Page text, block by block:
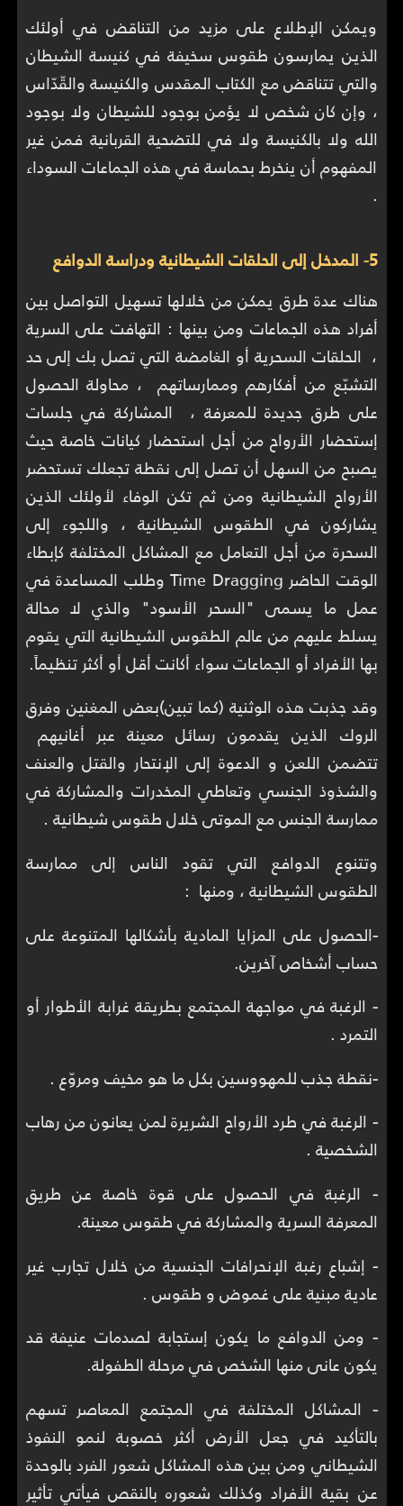
ويمكن الإطلاع على مزيد من التناقض في أولئك
الذين يمارسون طقوس سخيفة في كنيسة الشيطان
والتي تتناقض مع الكتاب المقدس والكنيسة والقّدّاس
، وإن كان شخص لا يؤمن بوجود للشيطان ولا بوجود
الله ولا بالكنيسة ولا في للتضحية القربانية فمن غير
المفهوم أن ينخرط بحماسة في هذه الجماعات السوداء
.
5- المدخل إلى الحلقات الشيطانية ودراسة الدوافع
هناك عدة طرق يمكن من خلالها تسهيل التواصل بين
أفراد هذه الجماعات ومن بينها : التهافت على السرية
، الحلقات السحرية أو الغامضة التي تصل بك إلى حد
التشبّع من أفكارهم وممارساتهم ، محاولة الحصول
على طرق جديدة للمعرفة ، المشاركة في جلسات
إستحضار الأرواح من أجل استحضار كيانات خاصة حيث
يصبح من السهل أن تصل إلى نقطة تجعلك تستحضر
الأرواح الشيطانية ومن ثم تكن الوفاء لأولئك الذين
يشاركون في الطقوس الشيطانية ، واللجوء إلى
السحرة من أجل التعامل مع المشاكل المختلفة كإبطاء
الوقت الحاضر Time Dragging وطلب المساعدة في
عمل ما يسمى "السحر الأسود" والذي لا محالة
يسلط عليهم من عالم الطقوس الشيطانية التي يقوم
بها الأفراد أو الجماعات سواء أكانت أقل أو أكثر تنظيماً.
وقد جذبت هذه الوثنية (كما تبين)بعض المغنين وفرق
الروك الذين يقدمون رسائل معينة عبر أغانيهم
تتضمن اللعن و الدعوة إلى الإنتحار والقتل والعنف
والشذوذ الجنسي وتعاطي المخدرات والمشاركة في
ممارسة الجنس مع الموتى خلال طقوس شيطانية .
وتتنوع الدوافع التي تقود الناس إلى ممارسة
الطقوس الشيطانية ، ومنها :
-الحصول على المزايا المادية بأشكالها المتنوعة على
حساب أشخاص آخرين.
- الرغبة في مواجهة المجتمع بطريقة غرابة الأطوار أو
التمرد .
-نقطة جذب للمهووسين بكل ما هو مخيف ومروّع .
- الرغبة في طرد الأرواح الشريرة لمن يعانون من رهاب
الشخصية .
- الرغبة في الحصول على قوة خاصة عن طريق
المعرفة السرية والمشاركة في طقوس معينة.
- إشباع رغبة الإنحرافات الجنسية من خلال تجارب غير
عادية مبنية على غموض و طقوس .
- ومن الدوافع ما يكون إستجابة لصدمات عنيفة قد
يكون عانى منها الشخص في مرحلة الطفولة.
- المشاكل المختلفة في المجتمع المعاصر تسهم
بالتأكيد في جعل الأرض أكثر خصوبة لنمو النفوذ
الشيطاني ومن بين هذه المشاكل شعور الفرد بالوحدة
عن بقية الأفراد وكذلك شعوره بالنقص فيأتي تأثير